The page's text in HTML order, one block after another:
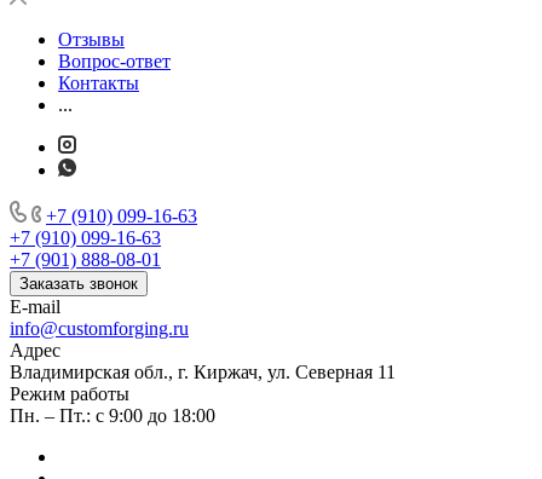
Отзывы
Вопрос-ответ
Контакты
...
+7 (910) 099-16-63
+7 (910) 099-16-63
+7 (901) 888-08-01
Заказать звонок
E-mail
info@customforging.ru
Адрес
Владимирская обл., г. Киржач, ул. Северная 11
Режим работы
Пн. – Пт.: с 9:00 до 18:00